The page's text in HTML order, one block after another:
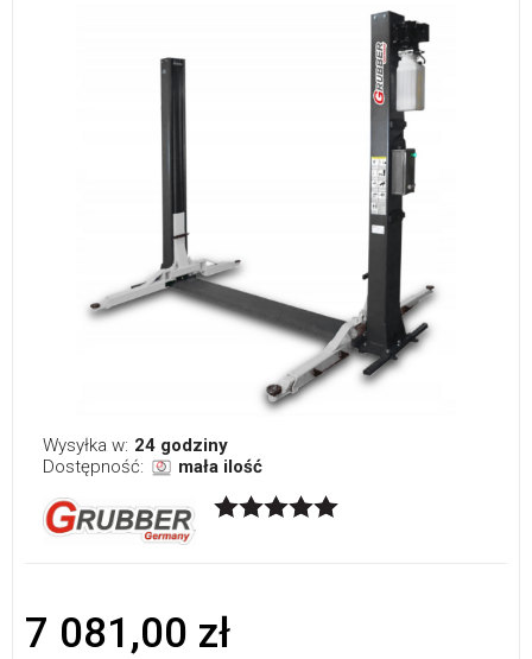
Wysyłka w: 24 godziny
Dostępność:
mała ilość
7 081,00 zł